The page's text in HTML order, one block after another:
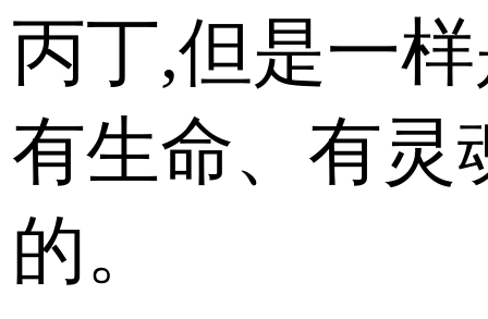
丙丁,但是一
有生命、有灵
的。